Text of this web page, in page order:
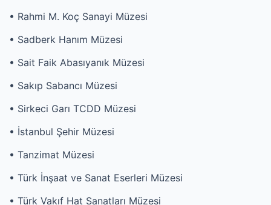
• Rahmi M. Koç Sanayi Müzesi
• Sadberk Hanım Müzesi
• Sait Faik Abasıyanık Müzesi
• Sakıp Sabancı Müzesi
• Sirkeci Garı TCDD Müzesi
• İstanbul Şehir Müzesi
• Tanzimat Müzesi
• Türk İnşaat ve Sanat Eserleri Müzesi
• Türk Vakıf Hat Sanatları Müzesi